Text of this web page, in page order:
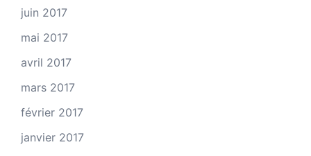
juin 2017
mai 2017
avril 2017
mars 2017
février 2017
janvier 2017